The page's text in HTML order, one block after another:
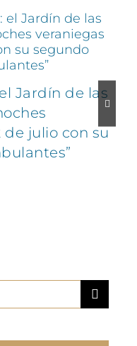
Jardín de las
de julio con su